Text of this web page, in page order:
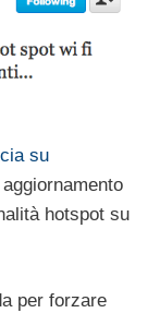
su
hotspot su
per forzare